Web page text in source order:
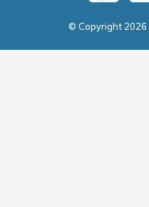
© Copyright 2026